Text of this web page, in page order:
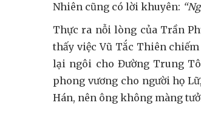
Nhiên cũng có lời khuyên:
Thực ra nỗi lòng của Trần
thấy việc Vũ Tắc Thiên
lại ngôi cho Đường Trung
phong vương cho người họ
Hán, nên ông không màng